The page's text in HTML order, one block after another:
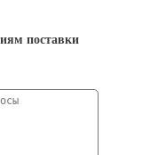
поставки